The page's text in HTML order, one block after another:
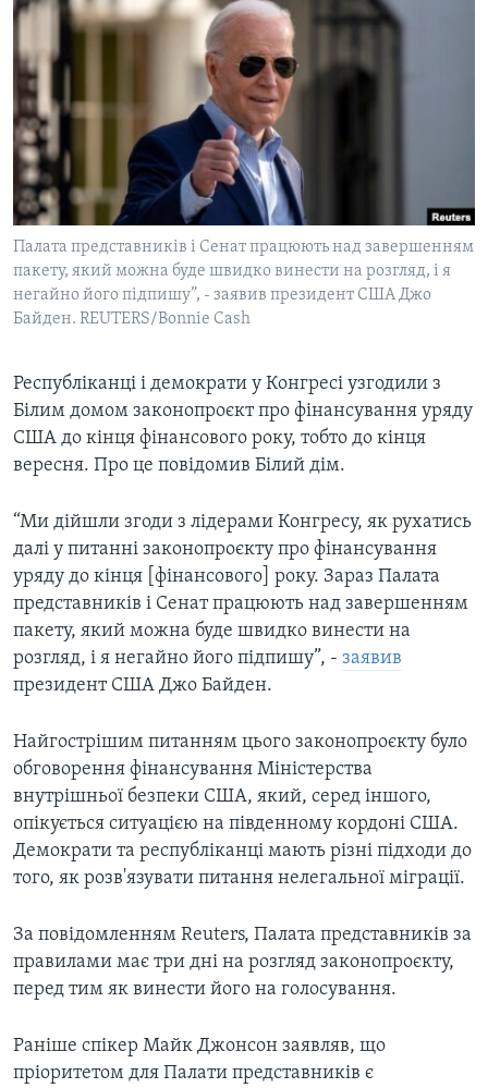
СУСПІЛЬСТВО
ЕКОНОМІКА
ІСТОРІЇ УСПІХУ УКРАЇНЦІВ
БРИФІНГ ГОЛОСУ АМЕРИКИ
СТУДІЯ ВАШИНГТОН
ВІКНО В АМЕРИКУ
ПОГЛЯД З ВАШИНГТОНА
ENGLISH
Learning English
МИ В СОЦМЕРЕЖАХ
Мови
Палата представників і Сенат працюють над завершенням
пакету, який можна буде швидко винести на розгляд, і я
негайно його підпишу”, - заявив президент США Джо
Байден. REUTERS/Bonnie Cash
Республіканці і демократи у Конгресі узгодили з
Білим домом законопроєкт про фінансування уряду
США до кінця фінансового року, тобто до кінця
вересня. Про це повідомив Білий дім.
“Ми дійшли згоди з лідерами Конгресу, як рухатись
далі у питанні законопроєкту про фінансування
уряду до кінця [фінансового] року. Зараз Палата
представників і Сенат працюють над завершенням
пакету, який можна буде швидко винести на
розгляд, і я негайно його підпишу”, - заявив
президент США Джо Байден.
Найгострішим питанням цього законопроєкту було
обговорення фінансування Міністерства
внутрішньої безпеки США, який, серед іншого,
опікується ситуацією на південному кордоні США.
Демократи та республіканці мають різні підходи до
того, як розв'язувати питання нелегальної міграції.
За повідомленням Reuters, Палата представників за
правилами має три дні на розгляд законопроєкту,
перед тим як винести його на голосування.
Раніше спікер Майк Джонсон заявляв, що
пріоритетом для Палати представників є